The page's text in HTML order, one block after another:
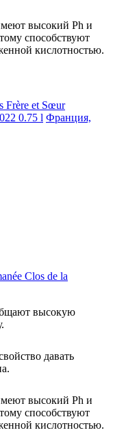
высокий Ph и
способствуют
кислотностью.
Frère et Sœur
0.75 l Франция,
высокую
давать
высокий Ph и
способствуют
кислотностью.